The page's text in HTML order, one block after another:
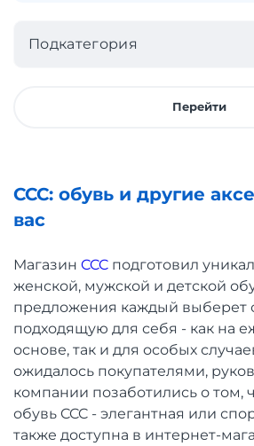
Подкатегория
Перейти
CCC: обувь и другие
вас
Магазин CCC подготовил
женской, мужской и детской
предложения каждый выберет
подходящую для себя - как на
основе, так и для особых
ожидалось покупателями,
компании позаботились о том,
обувь CCC - элегантная или
также доступна в интернет-